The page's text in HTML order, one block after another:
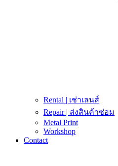
Rental | เช่าเลนส์
Repair | ส่งสินค้าซ่อม
Metal Print
Workshop
Contact